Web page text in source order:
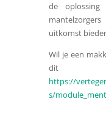
de
uitkomst
Wil je een
dit
https://
s/